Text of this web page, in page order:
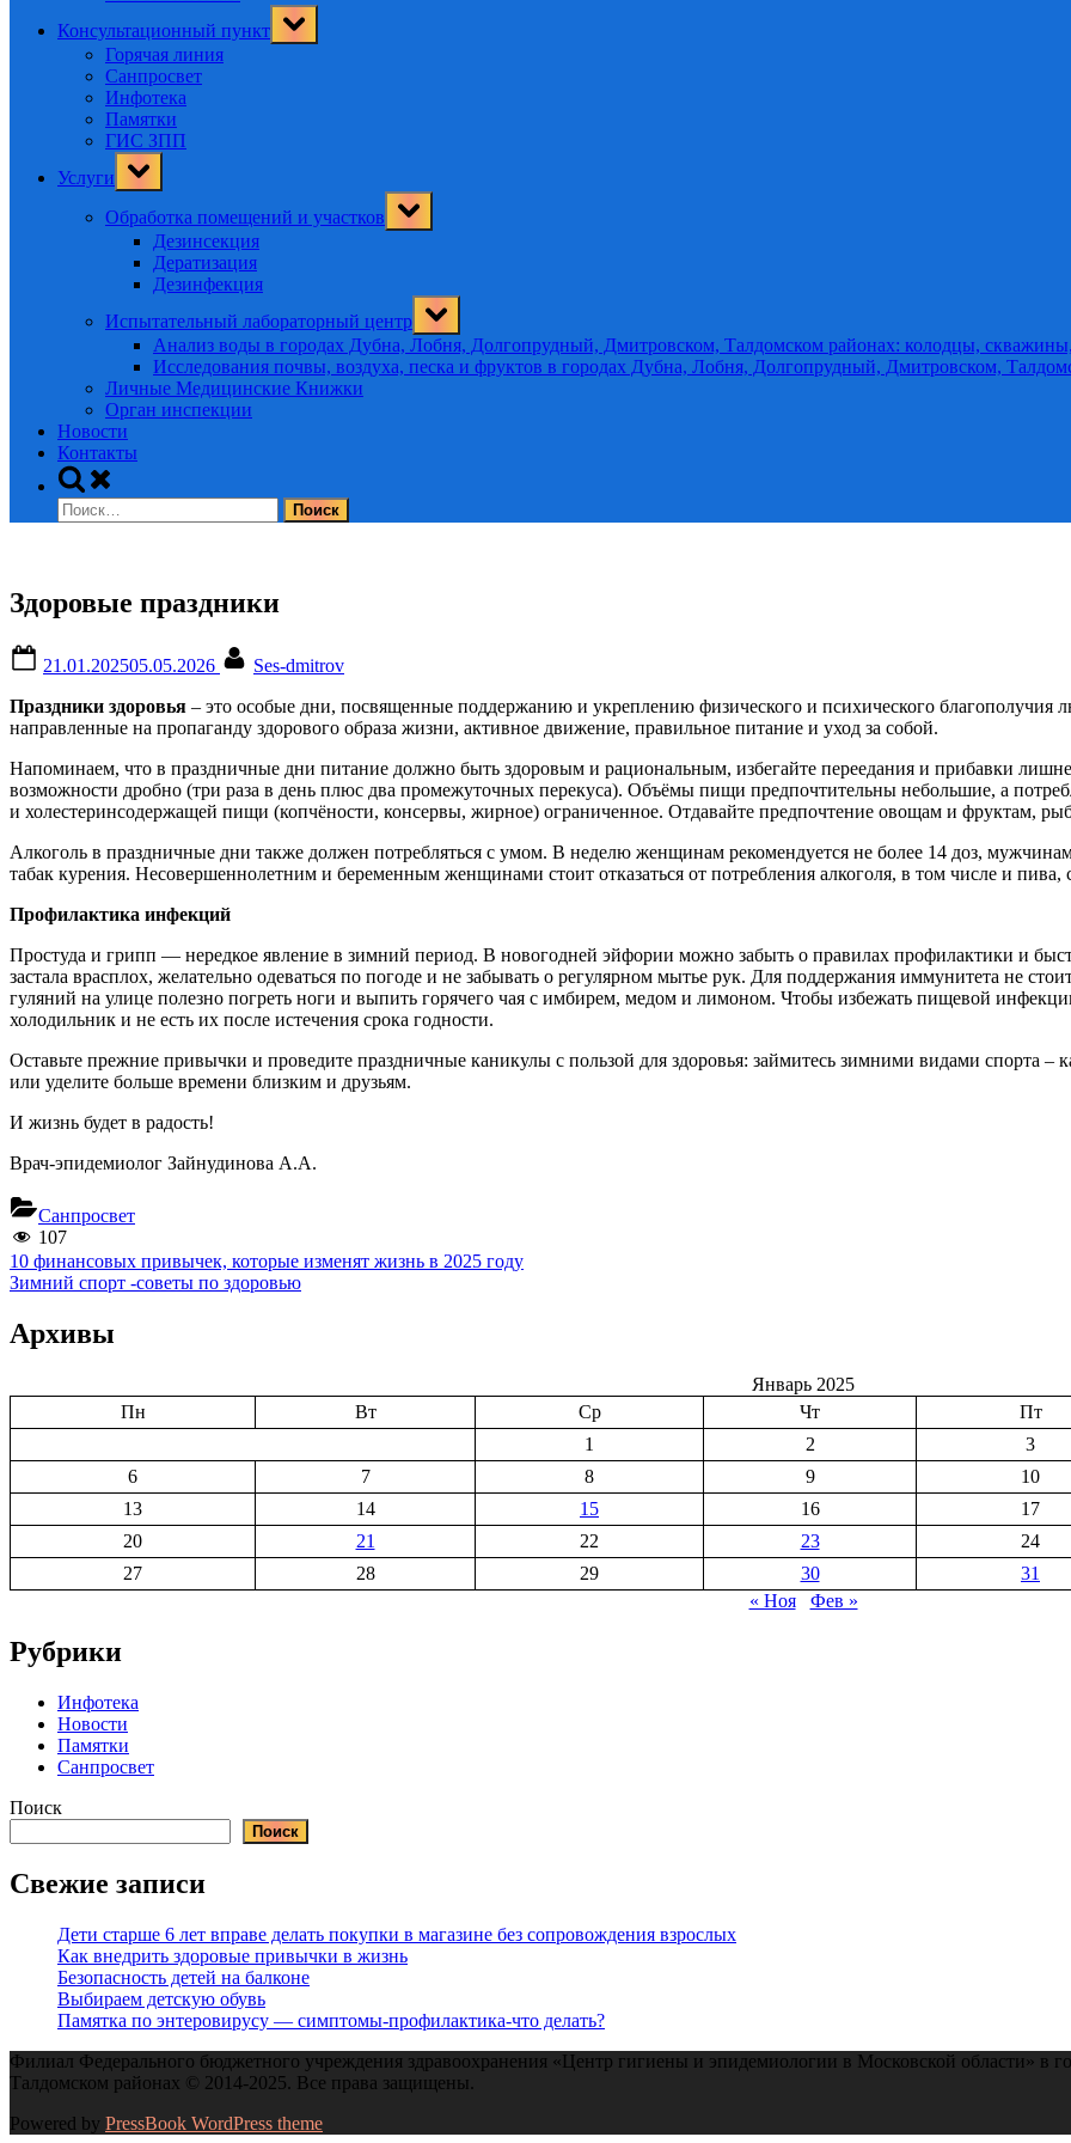
Консультационный пункт
Toggle
sub-
Горячая линия
Санпросвет
Инфотека
Памятки
ГИС ЗПП
Услуги
Toggle
sub-
Обработка помещений и участков
Toggle
sub-
Дезинсекция
Дератизация
Дезинфекция
Испытательный лабораторный центр
Toggle
sub-
menu
Анализ воды в городах Дубна, Лобня, Долгопрудный, Дмитровском, Талдомском районах: колодцы,
Исследования почвы, воздуха, песка и фруктов в городах Дубна, Лобня, Долгопрудный, Дмитровском,
Личные Медицинские Книжки
Орган инспекции
Новости
Контакты
Toggle
search
form
Найти:
Здоровые праздники
on
21.01.202505.05.2026
Ses-dmitrov
Праздники здоровья – это особые дни, посвященные поддержанию и укреплению физического и психического благополучия
направленные на пропаганду здорового образа жизни, активное движение, правильное питание и уход за собой.
Напоминаем, что в праздничные дни питание должно быть здоровым и рациональным, избегайте переедания и прибавки
возможности дробно (три раза в день плюс два промежуточных перекуса). Объёмы пищи предпочтительны небольшие, а
и холестеринсодержащей пищи (копчёности, консервы, жирное) ограниченное. Отдавайте предпочтение овощам и фруктам,
Алкоголь в праздничные дни также должен потребляться с умом. В неделю женщинам рекомендуется не более 14 доз,
табак курения. Несовершеннолетним и беременным женщинами стоит отказаться от потребления алкоголя, в том числе и пива,
Профилактика инфекций
Простуда и грипп — нередкое явление в зимний период. В новогодней эйфории можно забыть о правилах профилактики и
застала врасплох, желательно одеваться по погоде и не забывать о регулярном мытье рук. Для поддержания иммунитета не
гуляний на улице полезно погреть ноги и выпить горячего чая с имбирем, медом и лимоном. Чтобы избежать пищевой
холодильник и не есть их после истечения срока годности.
Оставьте прежние привычки и проведите праздничные каникулы с пользой для здоровья: займитесь зимними видами спорта –
или уделите больше времени близким и друзьям.
И жизнь будет в радость!
Врач-эпидемиолог Зайнудинова А.А.
Санпросвет
107
Навигация
по
записям
Previous
Post:
10 финансовых привычек, которые изменят жизнь в 2025 году
Next
Зимний спорт -советы по здоровью
Архивы
Январь 2025
Пн
Вт Ср Чт Пт
1
2 3
6
7 8 9 10
13
14 15 16 17
20
21 22 23 24
27
28 29 30
31
« Ноя
Фев »
Рубрики
Инфотека
Новости
Памятки
Санпросвет
Поиск
Поиск
Свежие записи
Дети старше 6 лет вправе делать покупки в магазине без сопровождения взрослых
Как внедрить здоровые привычки в жизнь
Безопасность детей на балконе
Выбираем детскую обувь
Памятка по энтеровирусу — симптомы-профилактика-что делать?
Филиал Федерального бюджетного учреждения здравоохранения «Центр гигиены и эпидемиологии в Московской области» в
Талдомском районах © 2014-2025. Все права защищены.
Powered by PressBook WordPress theme